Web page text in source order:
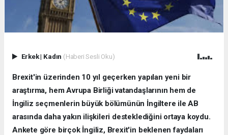
Erkek| Kadın (Haberi Sesli Oku)
Brexit'in üzerinden 10 yıl geçerken yapılan yeni bir
araştırma, hem Avrupa Birliği vatandaşlarının hem de
İngiliz seçmenlerin büyük bölümünün İngiltere ile AB
arasında daha yakın ilişkileri desteklediğini ortaya koydu.
Ankete göre birçok İngiliz, Brexit'in beklenen faydaları